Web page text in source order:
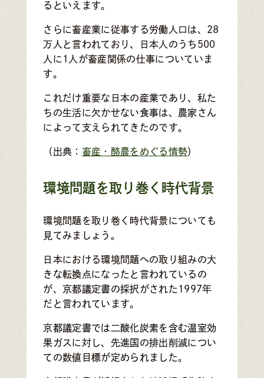
るといえます。
さらに畜産業に従事する労働人口は、28
万人と言われており、日本人のうち500
人に1人が畜産関係の仕事についていま
す。
これだけ重要な日本の産業であり、私た
ちの生活に欠かせない食事は、農家さん
によって支えられてきたのです。
（出典： 畜産・酪農をめぐる情勢）
環境問題を取り巻く時代背景
環境問題を取り巻く時代背景についても
見てみましょう。
日本における環境問題への取り組みの大
きな転換点になったと言われているの
が、京都議定書の採択がされた1997年
だと言われています。
京都議定書では二酸化炭素を含む温室効
果ガスに対し、先進国の排出削減につい
ての数値目標が定められました。